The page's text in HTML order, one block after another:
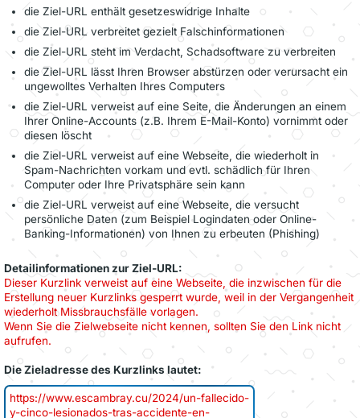
die Ziel-URL enthält gesetzeswidrige Inhalte
die Ziel-URL verbreitet gezielt Falschinformationen
die Ziel-URL steht im Verdacht, Schadsoftware zu verbreiten
die Ziel-URL lässt Ihren Browser abstürzen oder verursacht ein
ungewolltes Verhalten Ihres Computers
die Ziel-URL verweist auf eine Seite, die Änderungen an einem
Ihrer Online-Accounts (z.B. Ihrem E-Mail-Konto) vornimmt oder
diesen löscht
die Ziel-URL verweist auf eine Webseite, die wiederholt in
Spam-Nachrichten vorkam und evtl. schädlich für Ihren
Computer oder Ihre Privatsphäre sein kann
die Ziel-URL verweist auf eine Webseite, die versucht
persönliche Daten (zum Beispiel Logindaten oder Online-
Banking-Informationen) von Ihnen zu erbeuten (Phishing)
Detailinformationen zur Ziel-URL:
Dieser Kurzlink verweist auf eine Webseite, die inzwischen für die
Erstellung neuer Kurzlinks gesperrt wurde, weil in der Vergangenheit
wiederholt Missbrauchsfälle vorlagen.
Wenn Sie die Zielwebseite nicht kennen, sollten Sie den Link nicht
aufrufen.
Die Zieladresse des Kurzlinks lautet:
https://www.escambray.cu/2024/un-fallecido-
y-cinco-lesionados-tras-accidente-en-